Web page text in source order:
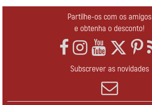
Partilhe-os com os amigos
e obtenha o desconto!
Subscrever as novidades